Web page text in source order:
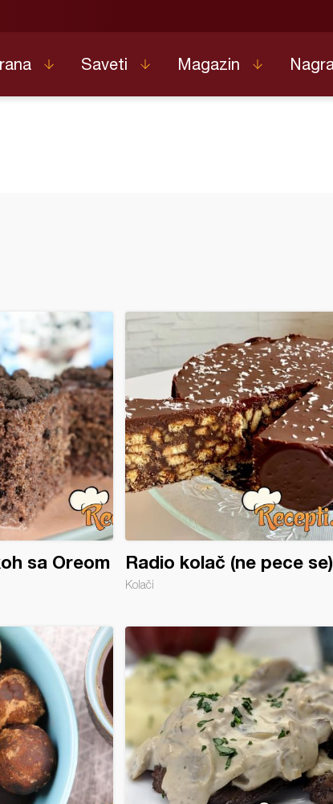
Saveti Magazin
sa Oreom Radio kolač (ne pece se)
Kolači